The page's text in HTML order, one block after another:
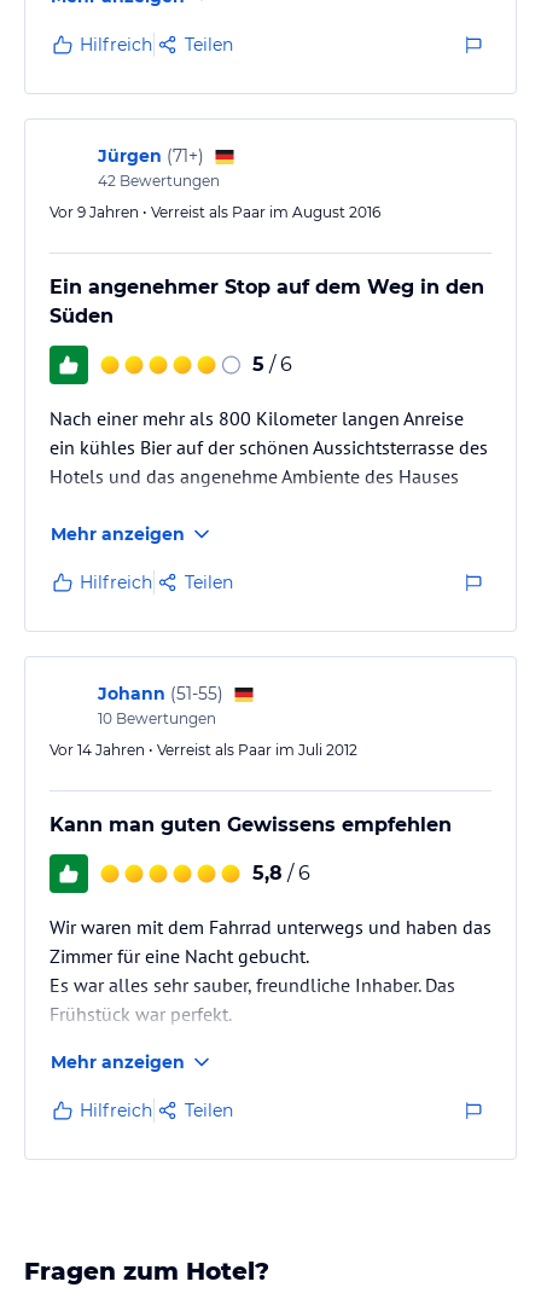
Hilfreich Teilen
Jürgen (71+)
42 Bewertungen
Vor 9 Jahren • Verreist als Paar im August 2016
Ein angenehmer Stop auf dem Weg in den
Süden
5 / 6
Nach einer mehr als 800 Kilometer langen Anreise
ein kühles Bier auf der schönen Aussichtsterrasse des
Hotels und das angenehme Ambiente des Hauses
Mehr anzeigen
Hilfreich Teilen
Johann (51-55)
10 Bewertungen
Vor 14 Jahren • Verreist als Paar im Juli 2012
Kann man guten Gewissens empfehlen
5,8 / 6
Wir waren mit dem Fahrrad unterwegs und haben das
Zimmer für eine Nacht gebucht.
Es war alles sehr sauber, freundliche Inhaber. Das
Frühstück war perfekt.
Wir können das diese Pension guten Gewissens sehr
empfehlen.
Mehr anzeigen
Hilfreich Teilen
Fragen zum Hotel?